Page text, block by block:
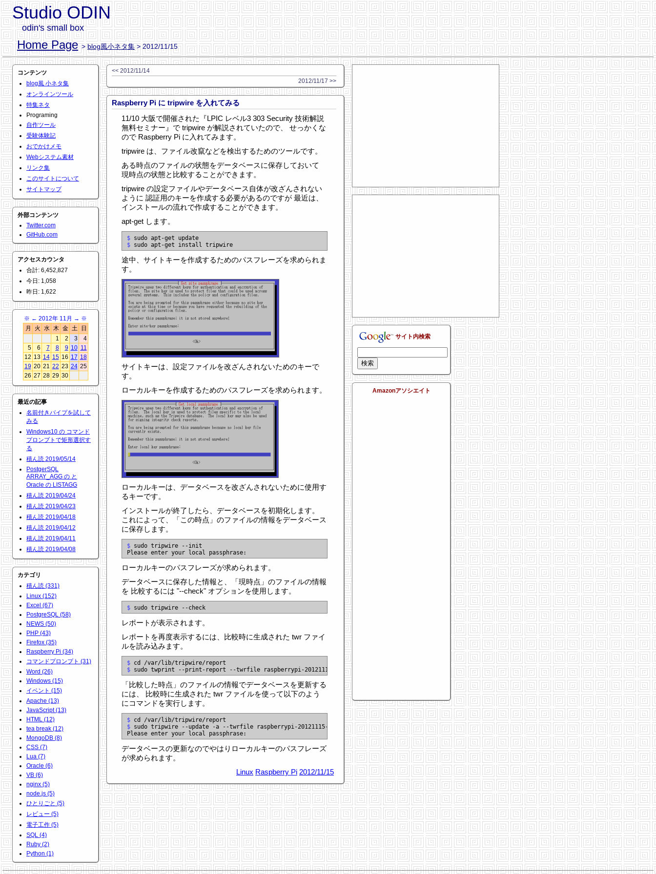
Studio ODIN
odin's small box
Home Page >blog風小ネタ集> 2012/11/15
コンテンツ
blog風 小ネタ集
オンラインツール
特集ネタ
Programing
自作ツール
受験体験記
おでかけメモ
Webシステム素材
リンク集
このサイトについて
サイトマップ
外部コンテンツ
Twitter.com
GitHub.com
アクセスカウンタ
合計: 6,452,827
今日: 1,058
昨日: 1,622
※ ← 2012年 11月 → ※
月
火 水 木 金 土
日
1
2 3
4
5
6 7 8 9 10 11
12 13 14 15 16 17 18
19 20 21 22 23 24 25
26 27 28 29 30
最近の記事
名前付きパイプを試して
みる
Windows10 の コマンド
プロンプトで矩形選択す
る
積ん読 2019/05/14
PostgerSQL
ARRAY_AGG の と
Oracle の LISTAGG
積ん読 2019/04/24
積ん読 2019/04/23
積ん読 2019/04/18
積ん読 2019/04/12
積ん読 2019/04/11
積ん読 2019/04/08
カテゴリ
積ん読 (331)
Linux (152)
Excel (67)
PostgreSQL (58)
NEWS (50)
PHP (43)
Firefox (35)
Raspberry Pi (34)
コマンドプロンプト (31)
Word (26)
Windows (15)
イベント (15)
Apache (13)
JavaScript (13)
HTML (12)
tea break (12)
MongoDB (8)
CSS (7)
Lua (7)
Oracle (6)
VB (6)
nginx (5)
node.js (5)
ひとりごと (5)
レビュー (5)
電子工作 (5)
SQL (4)
Ruby (2)
Python (1)
<< 2012/11/14
2012/11/17 >>
Raspberry Pi に tripwire を入れてみる
11/10 大阪で開催された『LPIC レベル3 303 Security 技術解説
無料セミナー』で tripwire が解説されていたので、 せっかくな
ので Raspberry Pi に入れてみます。
tripwire は、ファイル改竄などを検出するためのツールです。
ある時点のファイルの状態をデータベースに保存しておいて
現時点の状態と比較することができます。
tripwire の設定ファイルやデータベース自体が改ざんされない
ように 認証用のキーを作成する必要があるのですが 最近は、
インストールの流れで作成することができます。
apt-get します。
$
$
途中、サイトキーを作成するためのパスフレーズを求められま
す。
サイトキーは、設定ファイルを改ざんされないためのキーで
す。
ローカルキーを作成するためのパスフレーズを求められます。
ローカルキーは、データベースを改ざんされないために使用す
るキーです。
インストールが終了したら、データベースを初期化します。
これによって、「この時点」のファイルの情報をデータベース
に保存します。
$ sudo tripwire --init
ローカルキーのパスフレーズが求められます。
データベースに保存した情報と、「現時点」のファイルの情報
を 比較するには "--check" オプションを使用します。
$
レポートが表示されます。
レポートを再度表示するには、比較時に生成された twr ファイ
ルを読み込みます。
$
$
「比較した時点」のファイルの情報でデータベースを更新する
には、 比較時に生成された twr ファイルを使って以下のよう
にコマンドを実行します。
$
$ sudo tripwire --update -a --twrfile raspberrypi-20121115-211440.twr
データベースの更新なのでやはりローカルキーのパスフレーズ
が求められます。
Linux Raspberry Pi 2012/11/15
サイト内検索
Amazonアソシエイト